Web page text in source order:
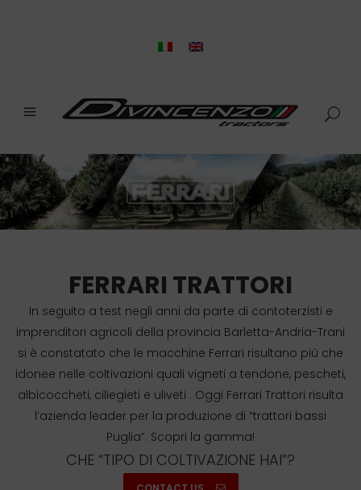
FERRARI TRATTORI
In seguito a test negli anni da parte di contoterzisti e
imprenditori agricoli della provincia Barletta-Andria-Trani
si è constatato che le macchine Ferrari risultano più che
idonee nelle coltivazioni quali vigneti a tendone, pescheti,
albicoccheti, ciliegieti e uliveti . Oggi Ferrari Trattori risulta
l’azienda leader per la produzione di “trattori bassi
Puglia”. Scopri la gamma!
CHE “TIPO DI COLTIVAZIONE HAI”?